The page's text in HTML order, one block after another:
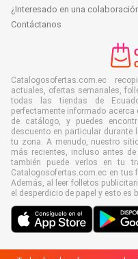
¿Interesado en una
Contáctanos
Catalogosofertas.com.ec
actuales, ofertas semanales,
todas las tiendas de
perfectamente informado
de catálogo, y puedes
descuento en particular durante
tu zona. A menudo, nuestro
más recientes, incluso antes
también puede verlos en tu
Catalogosofertas.com.ec en tus
Además, al leer folletos
el desperdicio de papel y esto es